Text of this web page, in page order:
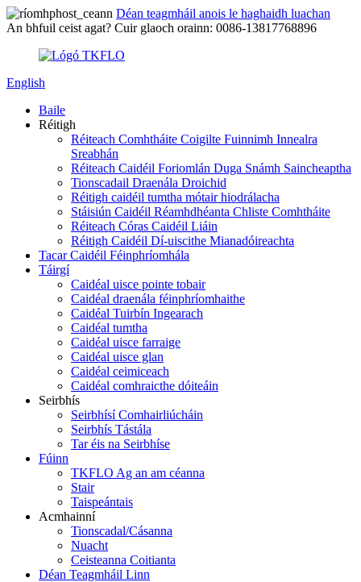
Déan teagmháil anois le haghaidh luachan
An bhfuil ceist agat? Cuir glaoch orainn: 0086-13817768896
English
Baile
Réitigh
Réiteach Comhtháite Coigilte Fuinnimh Innealra
Sreabhán
Réiteach Caidéil Foriomlán Duga Snámh Saincheaptha
Tionscadail Draenála Droichid
Réitigh caidéil tumtha mótair hiodrálacha
Stáisiún Caidéil Réamhdhéanta Chliste Comhtháite
Réiteach Córas Caidéil Liáin
Réitigh Caidéil Dí-uiscithe Mianadóireachta
Tacar Caidéil Féinphríomhála
Táirgí
Caidéal uisce pointe tobair
Caidéal draenála féinphríomhaithe
Caidéal Tuirbín Ingearach
Caidéal tumtha
Caidéal uisce farraige
Caidéal uisce glan
Caidéal ceimiceach
Caidéal comhraicthe dóiteáin
Seirbhís
Seirbhísí Comhairliúcháin
Seirbhís Tástála
Tar éis na Seirbhíse
Fúinn
TKFLO Ag an am céanna
Stair
Taispeántais
Acmhainní
Tionscadal/Cásanna
Nuacht
Ceisteanna Coitianta
Déan Teagmháil Linn